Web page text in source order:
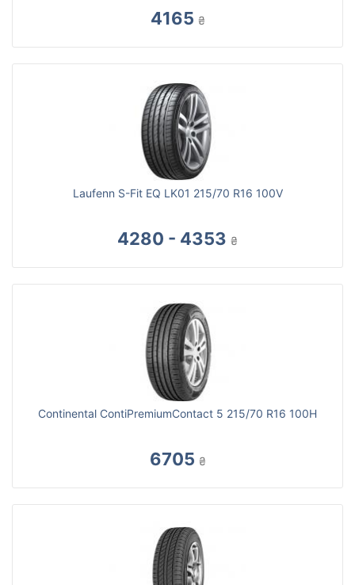
4165 ₴
Laufenn S-Fit EQ LK01 215/70 R16 100V
4280 - 4353 ₴
Continental ContiPremiumContact 5 215/70 R16 100H
6705 ₴